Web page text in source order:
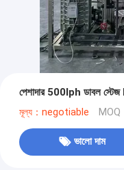
পেশাদার 500lph ডাবল স্টেজ
মূল্য：negotiable MOQ
ভালো দাম